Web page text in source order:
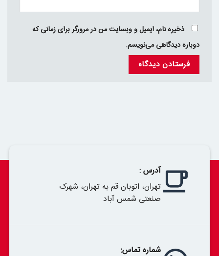
ذخیره نام، ایمیل و وبسایت من در مرورگر برای زمانی که
دوباره دیدگاهی می‌نویسم.
آدرس :
تهران، اتوبان قم به تهران، شهرک
صنعتی شمس آباد
شماره تماس: